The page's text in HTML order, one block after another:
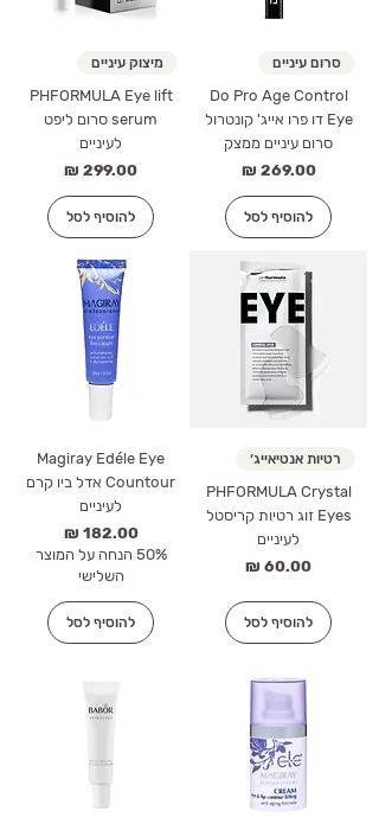
סרום עיניים
Do Pro Age Control
Eye דו פרו אייג' קונטרול
סרום עיניים ממצק
מחיר‏269.00 ‏₪
להוסיף לסל
מיצוק עיניים
PHFORMULA Eye lift
serum סרום ליפט
לעיניים
מחיר
להוסיף לסל
רטיות אנטיאייג׳
PHFORMULA Crystal
Eyes זוג רטיות קריסטל
לעיניים
מחיר
להוסיף לסל
Magiray Edéle Eye
Countour אדל ביו קרם
לעיניים
מחיר‏182.00 ‏₪
50% הנחה על המוצר
השלישי
להוסיף לסל